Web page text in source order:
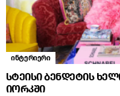
ინტერიერი
სტეისი ბენდეტის
იორკში